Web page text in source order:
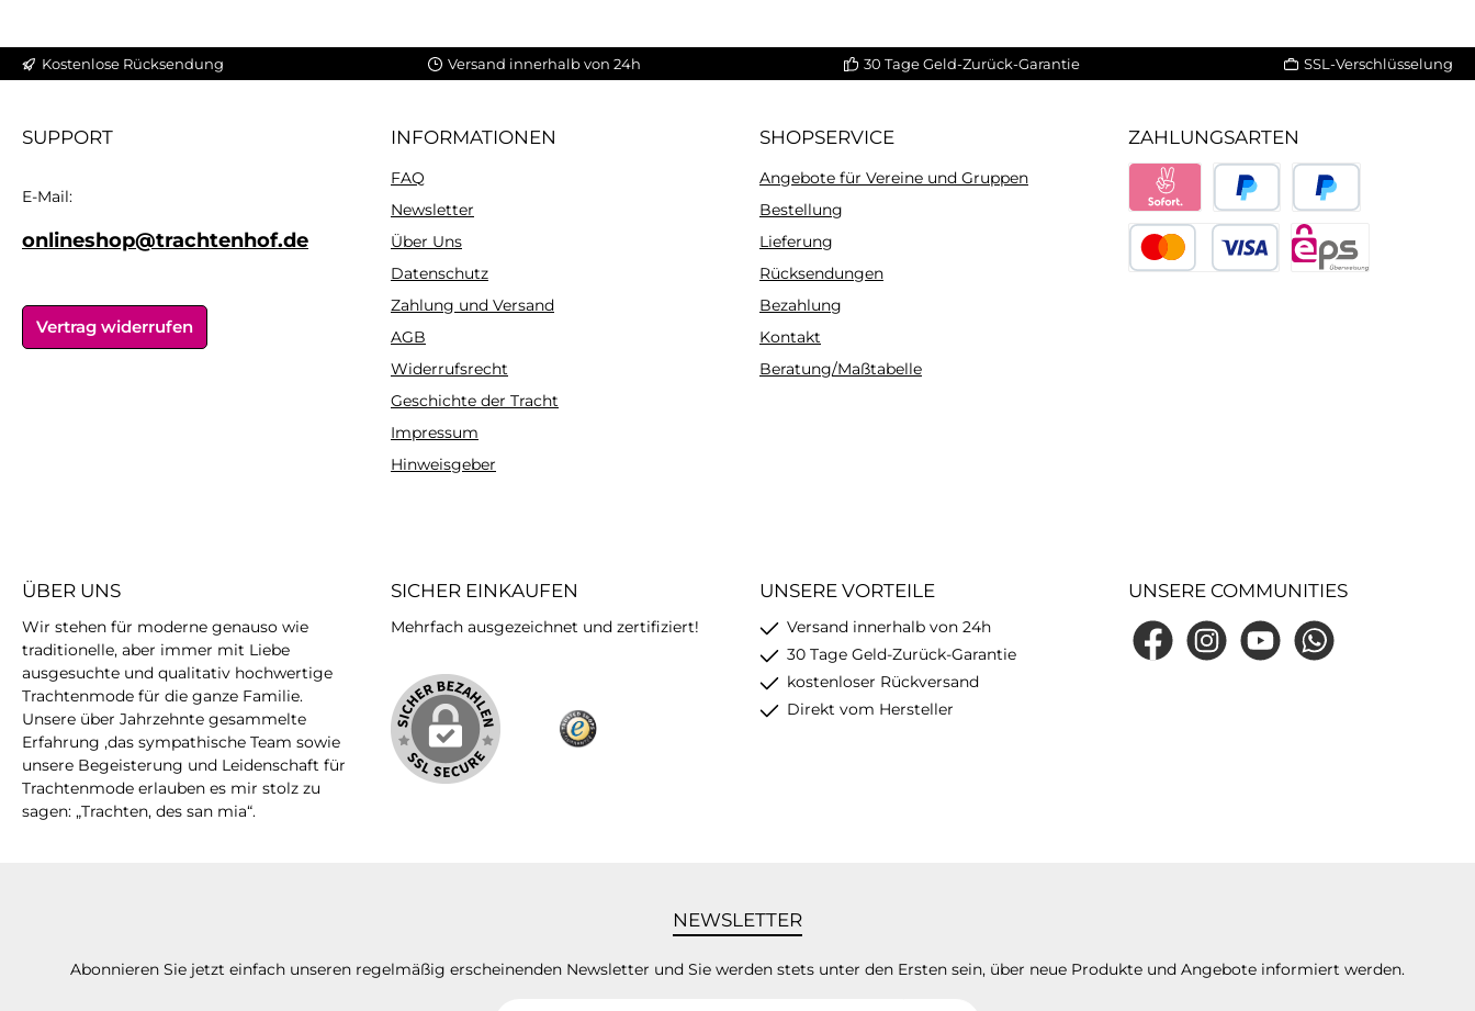
Kostenlose Rücksendung Versand innerhalb von 24h 30 Tage Geld-Zurück-Garantie SSL-Verschlüsselung
SUPPORT
E-Mail:
onlineshop@trachtenhof.de
Vertrag widerrufen
INFORMATIONEN
FAQ
Newsletter
Über Uns
Datenschutz
Zahlung und Versand
AGB
Widerrufsrecht
Geschichte der Tracht
Impressum
Hinweisgeber
SHOPSERVICE
Angebote für Vereine und Gruppen
Bestellung
Lieferung
Rücksendungen
Bezahlung
Kontakt
Beratung/Maßtabelle
ZAHLUNGSARTEN
PayPal Später bezahlen
Sofort
ÜBER UNS
Wir stehen für moderne genauso wie
traditionelle, aber immer mit Liebe
ausgesuchte und qualitativ hochwertige
Trachtenmode für die ganze Familie.
Unsere über Jahrzehnte gesammelte
Erfahrung ,das sympathische Team sowie
unsere Begeisterung und Leidenschaft für
Trachtenmode erlauben es mir stolz zu
sagen: „Trachten, des san mia“.
SICHER EINKAUFEN
Mehrfach ausgezeichnet und zertifiziert!
UNSERE VORTEILE
Versand innerhalb von 24h
30 Tage Geld-Zurück-Garantie
kostenloser Rückversand
Direkt vom Hersteller
UNSERE COMMUNITIES
FacebookInstagramYouTubeWhatsApp
NEWSLETTER
Abonnieren Sie jetzt einfach unseren regelmäßig erscheinenden Newsletter und Sie werden stets unter den Ersten sein, über neue Produkte und Angebote informiert werden.